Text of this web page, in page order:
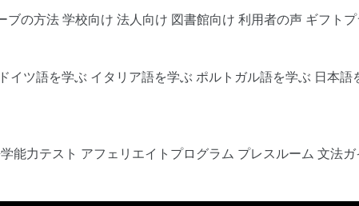
ブの方法学校向け 法人向け 図書館向け 利用者の声 ギフト
ドイツ語を学ぶ イタリア語を学ぶ ポルトガル語を学ぶ 日本語
能力テスト アフェリエイトプログラム プレスルーム 文法